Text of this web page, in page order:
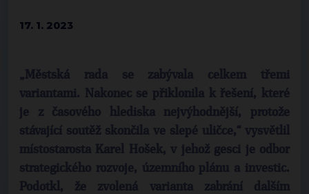
17. 1. 2023
„Městská rada se zabývala celkem třemi
variantami. Nakonec se přiklonila k řešení, které
je z časového hlediska nejvýhodnější, protože
stávající soutěž skončila ve slepé uličce,“ vysvětlil
místostarosta
Karel Hošek, v jehož gesci je odbor
strategického rozvoje, územního plánu a investic.
Podotkl, že zvolená varianta zabrání dalším